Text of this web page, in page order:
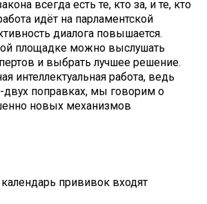
всегда есть те, кто за, и те, кто
идёт на парламентской
диалога повышается.
площадке можно выслушать
и выбрать лучшее решение.
интеллектуальная работа, ведь
двух поправках, мы говорим о
новых механизмов
прививок входят